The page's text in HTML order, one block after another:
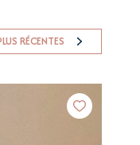
RÉCENTES